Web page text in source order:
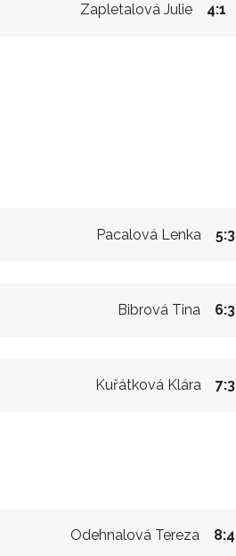
Zapletalová Julie 4:1
Pacalová Lenka 5:3
Bibrová Tina 6:3
Kuřátková Klára 7:3
Odehnalová Tereza 8:4